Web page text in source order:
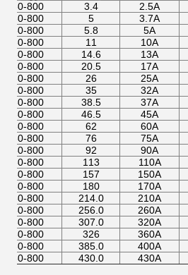
2.5A
3.4
250-800
3.7A
5
250-800
5A
5.8
250-800
10A
11
250-800
13A
14.6
250-800
17A
20.5
250-800
25A
26
250-800
32A
35
250-800
37A
38.5
250-800
45A
46.5
250-800
60A
62
250-800
75A
76
250-800
90A
92
250-800
110A
113
250-800
150A
157
250-800
170A
180
250-800
210A
214.0
250-800
260A
256.0
250-800
320A
307.0
250-800
360A
326
250-800
400A
385.0
250-800
430A
430.0
250-800